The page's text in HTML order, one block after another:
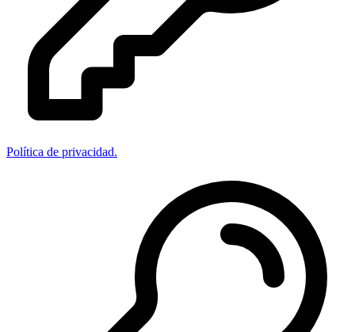
Política de privacidad.